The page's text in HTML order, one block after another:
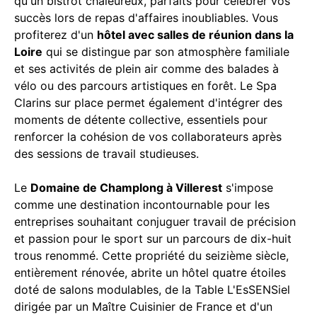
succès lors de repas d'affaires inoubliables. Vous
profiterez d'un hôtel avec salles de réunion dans la
Loire qui se distingue par son atmosphère familiale
et ses activités de plein air comme des balades à
vélo ou des parcours artistiques en forêt. Le Spa
Clarins sur place permet également d'intégrer des
moments de détente collective, essentiels pour
renforcer la cohésion de vos collaborateurs après
des sessions de travail studieuses.
Le Domaine de Champlong à Villerest s'impose
comme une destination incontournable pour les
entreprises souhaitant conjuguer travail de précision
et passion pour le sport sur un parcours de dix-huit
trous renommé. Cette propriété du seizième siècle,
entièrement rénovée, abrite un hôtel quatre étoiles
doté de salons modulables, de la Table L'EsSENSiel
dirigée par un Maître Cuisinier de France et d'un